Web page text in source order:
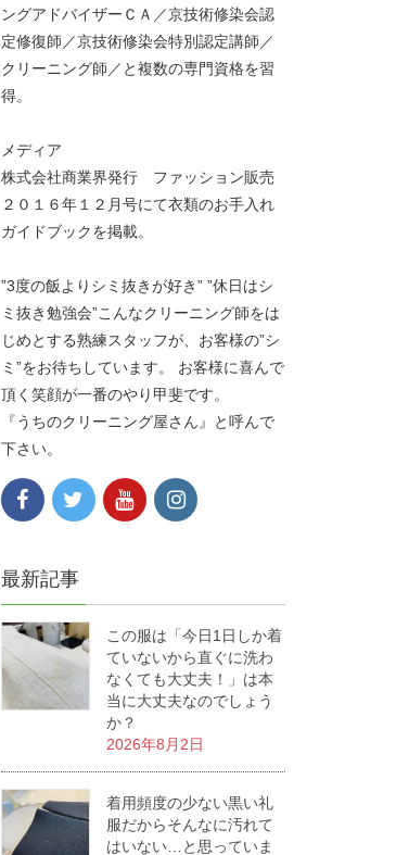
ングアドバイザーＣＡ／京技術修染会認
定修復師／京技術修染会特別認定講師／
クリーニング師／と複数の専門資格を習
得。
メディア
株式会社商業界発行 ファッション販売
２０１６年１２月号にて衣類のお手入れ
ガイドブックを掲載。
”3度の飯よりシミ抜きが好き” ”休日はシ
ミ抜き勉強会”こんなクリーニング師をは
じめとする熟練スタッフが、お客様の”シ
ミ”をお待ちしています。 お客様に喜んで
頂く笑顔が一番のやり甲斐です。
『うちのクリーニング屋さん』と呼んで
下さい。
最新記事
この服は「今日1日しか着
ていないから直ぐに洗わ
なくても大丈夫！」は本
当に大丈夫なのでしょう
か？
2026年8月2日
着用頻度の少ない黒い礼
服だからそんなに汚れて
はいない…と思っていま